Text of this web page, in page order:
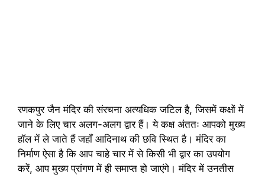
रणकपुर जैन मंदिर की संरचना अत्यधिक जटिल है, जिसमें कक्षों में
जाने के लिए चार अलग-अलग द्वार हैं। ये कक्ष अंततः आपको मुख्य
हॉल में ले जाते हैं जहाँ आदिनाथ की छवि स्थित है। मंदिर का
निर्माण ऐसा है कि आप चाहे चार में से किसी भी द्वार का उपयोग
करें, आप मुख्य प्रांगण में ही समाप्त हो जाएंगे। मंदिर में उनतीस